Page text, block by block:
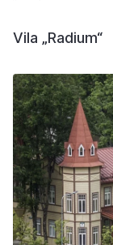
Vila „Radium“